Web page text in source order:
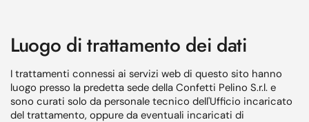
Luogo di trattamento dei dati
I trattamenti connessi ai servizi web di questo sito hanno
luogo presso la predetta sede della Confetti Pelino S.r.l. e
sono curati solo da personale tecnico dell'Ufficio incaricato
del trattamento, oppure da eventuali incaricati di